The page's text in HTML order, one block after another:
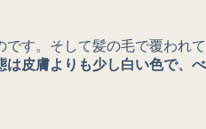
す。そして髪の毛で覆われ
は皮膚よりも少し白い色で、